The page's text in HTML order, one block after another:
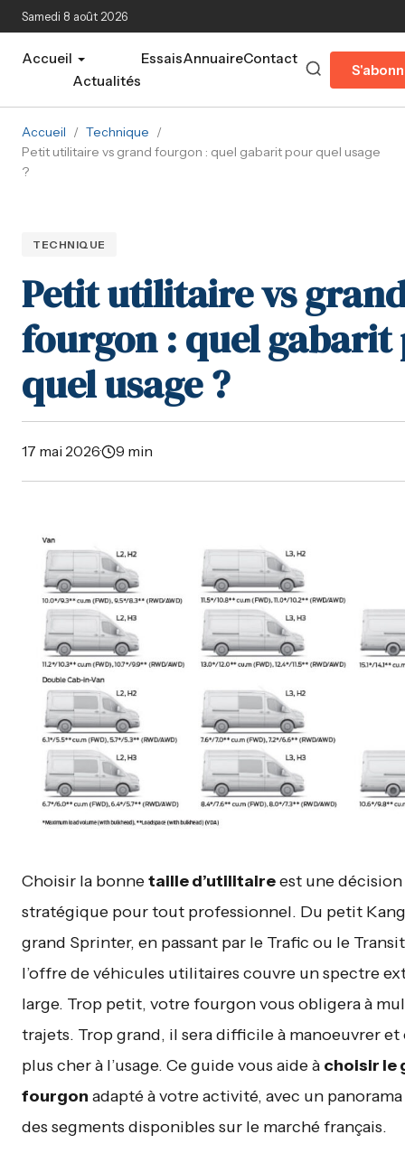
Aller au contenu principal
Samedi 8 août 2026
Accueil
Actualités
EssaisAnnuaireContact
Accueil / Technique /
Petit utilitaire vs grand fourgon : quel gabarit pour quel usage
?
TECHNIQUE
Petit utilitaire vs
fourgon : quel gabarit
quel usage ?
17 mai 2026· 9 min
Choisir la bonnetaille d’utilitaireest une décision
stratégique pour tout professionnel. Du petit
grand Sprinter, en passant par le Trafic ou le
l’offre de véhicules utilitaires couvre un spectre
large. Trop petit, votre fourgon vous obligera à
trajets. Trop grand, il sera difficile à manoeuvrer
plus cher à l’usage. Ce guide vous aide à choisir le
fourgon adapté à votre activité, avec un
des segments disponibles sur le marché français.